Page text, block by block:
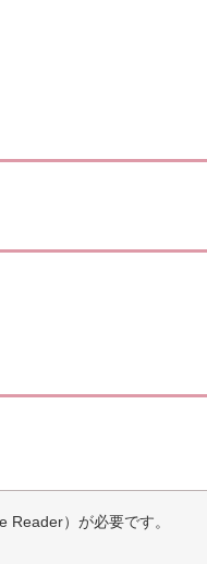
）が必要です。